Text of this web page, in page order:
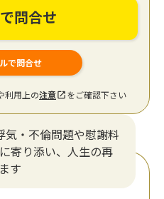
問合せ
で問合せ
利用上の注意 をご確認下さい
気・不倫問題や慰謝料
寄り添い、人生の再
す